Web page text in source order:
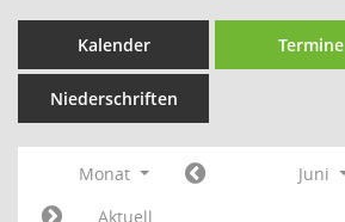
Kalender Termine
Niederschriften
Monat Juni
Aktuell